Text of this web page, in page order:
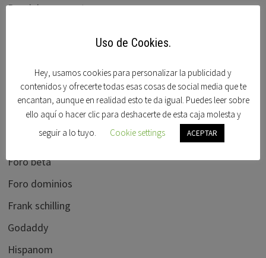
Dominios en venta
Domobay
Ebay
Elliots blog
flippa.com
Foro beta
Foro dominios
Frank schilling
Godaddy
Hispanom
Uso de Cookies.
Hey, usamos cookies para personalizar la publicidad y
contenidos y ofrecerte todas esas cosas de social media que te
encantan, aunque en realidad esto te da igual. Puedes leer sobre
ello aquí o hacer clic para deshacerte de esta caja molesta y
seguir a lo tuyo.
Cookie settings ACEPTAR